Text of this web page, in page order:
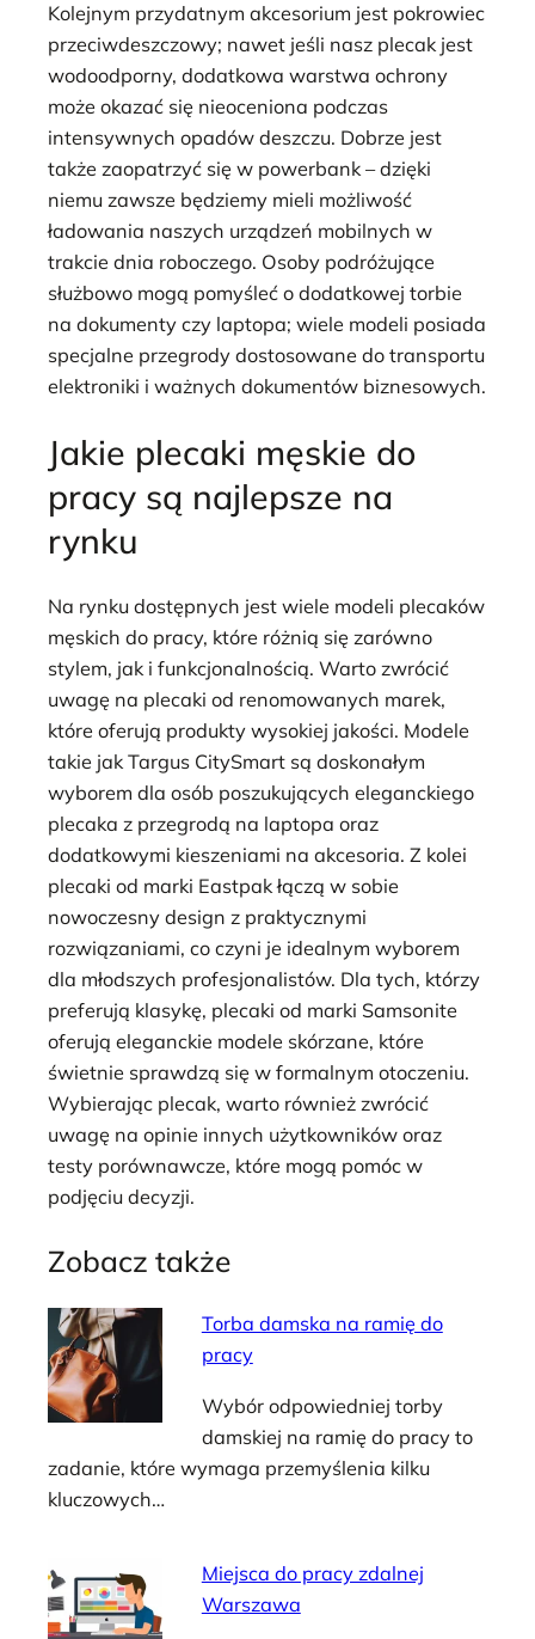
Kolejnym przydatnym akcesorium jest pokrowiec
przeciwdeszczowy; nawet jeśli nasz plecak jest
wodoodporny, dodatkowa warstwa ochrony
może okazać się nieoceniona podczas
intensywnych opadów deszczu. Dobrze jest
także zaopatrzyć się w powerbank – dzięki
niemu zawsze będziemy mieli możliwość
ładowania naszych urządzeń mobilnych w
trakcie dnia roboczego. Osoby podróżujące
służbowo mogą pomyśleć o dodatkowej torbie
na dokumenty czy laptopa; wiele modeli posiada
specjalne przegrody dostosowane do transportu
elektroniki i ważnych dokumentów biznesowych.
Jakie plecaki męskie do
pracy są najlepsze na
rynku
Na rynku dostępnych jest wiele modeli plecaków
męskich do pracy, które różnią się zarówno
stylem, jak i funkcjonalnością. Warto zwrócić
uwagę na plecaki od renomowanych marek,
które oferują produkty wysokiej jakości. Modele
takie jak Targus CitySmart są doskonałym
wyborem dla osób poszukujących eleganckiego
plecaka z przegrodą na laptopa oraz
dodatkowymi kieszeniami na akcesoria. Z kolei
plecaki od marki Eastpak łączą w sobie
nowoczesny design z praktycznymi
rozwiązaniami, co czyni je idealnym wyborem
dla młodszych profesjonalistów. Dla tych, którzy
preferują klasykę, plecaki od marki Samsonite
oferują eleganckie modele skórzane, które
świetnie sprawdzą się w formalnym otoczeniu.
Wybierając plecak, warto również zwrócić
uwagę na opinie innych użytkowników oraz
testy porównawcze, które mogą pomóc w
podjęciu decyzji.
Zobacz także
Torba damska na ramię do
pracy
Wybór odpowiedniej torby
damskiej na ramię do pracy to
zadanie, które wymaga przemyślenia kilku
kluczowych…
Miejsca do pracy zdalnej
Warszawa